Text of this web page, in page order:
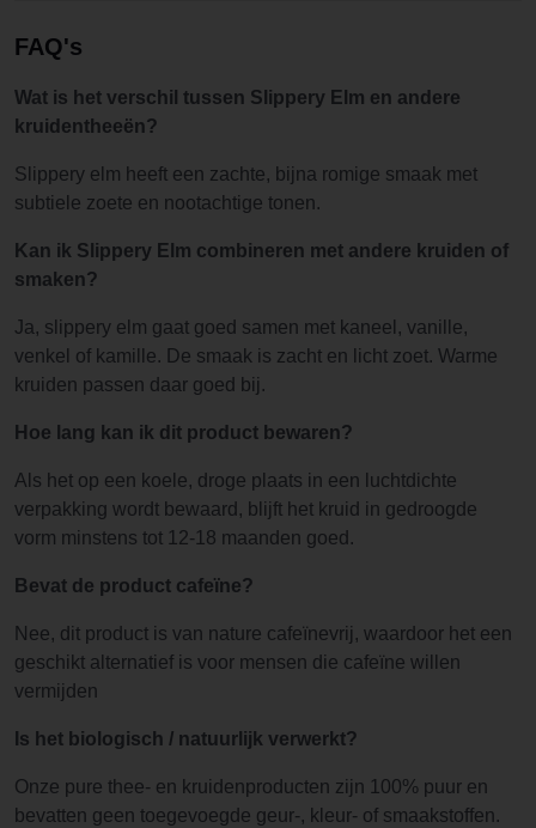
FAQ's
Wat is het verschil tussen Slippery Elm en andere
kruidentheeën?
Slippery elm heeft een zachte, bijna romige smaak met
subtiele zoete en nootachtige tonen.
Kan ik Slippery Elm combineren met andere kruiden of
smaken?
Ja, slippery elm gaat goed samen met kaneel, vanille,
venkel of kamille. De smaak is zacht en licht zoet. Warme
kruiden passen daar goed bij.
Hoe lang kan ik dit product bewaren?
Als het op een koele, droge plaats in een luchtdichte
verpakking wordt bewaard, blijft het kruid in gedroogde
vorm minstens tot 12-18 maanden goed.
Bevat de product cafeïne?
Nee, dit product is van nature cafeïnevrij, waardoor het een
geschikt alternatief is voor mensen die cafeïne willen
vermijden
Is het biologisch / natuurlijk verwerkt?
Onze pure thee- en kruidenproducten zijn 100% puur en
bevatten geen toegevoegde geur-, kleur- of smaakstoffen.